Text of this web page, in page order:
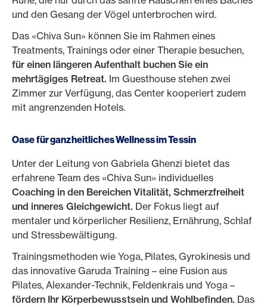
und den Gesang der Vögel unterbrochen wird.
Das «Chiva Sun» können Sie im Rahmen eines
Treatments, Trainings oder einer Therapie besuchen,
für einen längeren Aufenthalt buchen Sie ein
mehrtägiges Retreat. Im Guesthouse stehen zwei
Zimmer zur Verfügung, das Center kooperiert zudem
mit angrenzenden Hotels.
Oase für ganzheitliches Wellness im Tessin
Unter der Leitung von Gabriela Ghenzi bietet das
erfahrene Team des «Chiva Sun» individuelles
Coaching in den Bereichen Vitalität, Schmerzfreiheit
und inneres Gleichgewicht. Der Fokus liegt auf
mentaler und körperlicher Resilienz, Ernährung, Schlaf
und Stressbewältigung.
Trainingsmethoden wie Yoga, Pilates, Gyrokinesis und
das innovative Garuda Training – eine Fusion aus
Pilates, Alexander-Technik, Feldenkrais und Yoga –
fördern Ihr Körperbewusstsein und Wohlbefinden. Das